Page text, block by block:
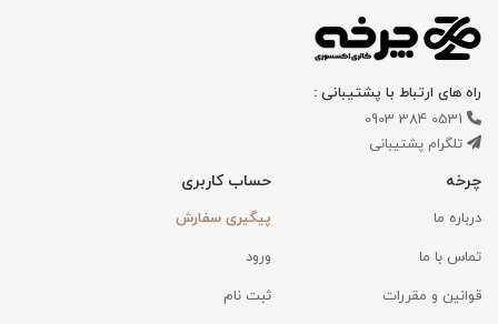
راه های ارتباط با پشتیبانی :
0531 384 0903
تلگرام پشتیبانی
چرخه
درباره ما
تماس با ما
قوانین و مقررات
حساب کاربری
پیگیری سفارش
ورود
ثبت نام